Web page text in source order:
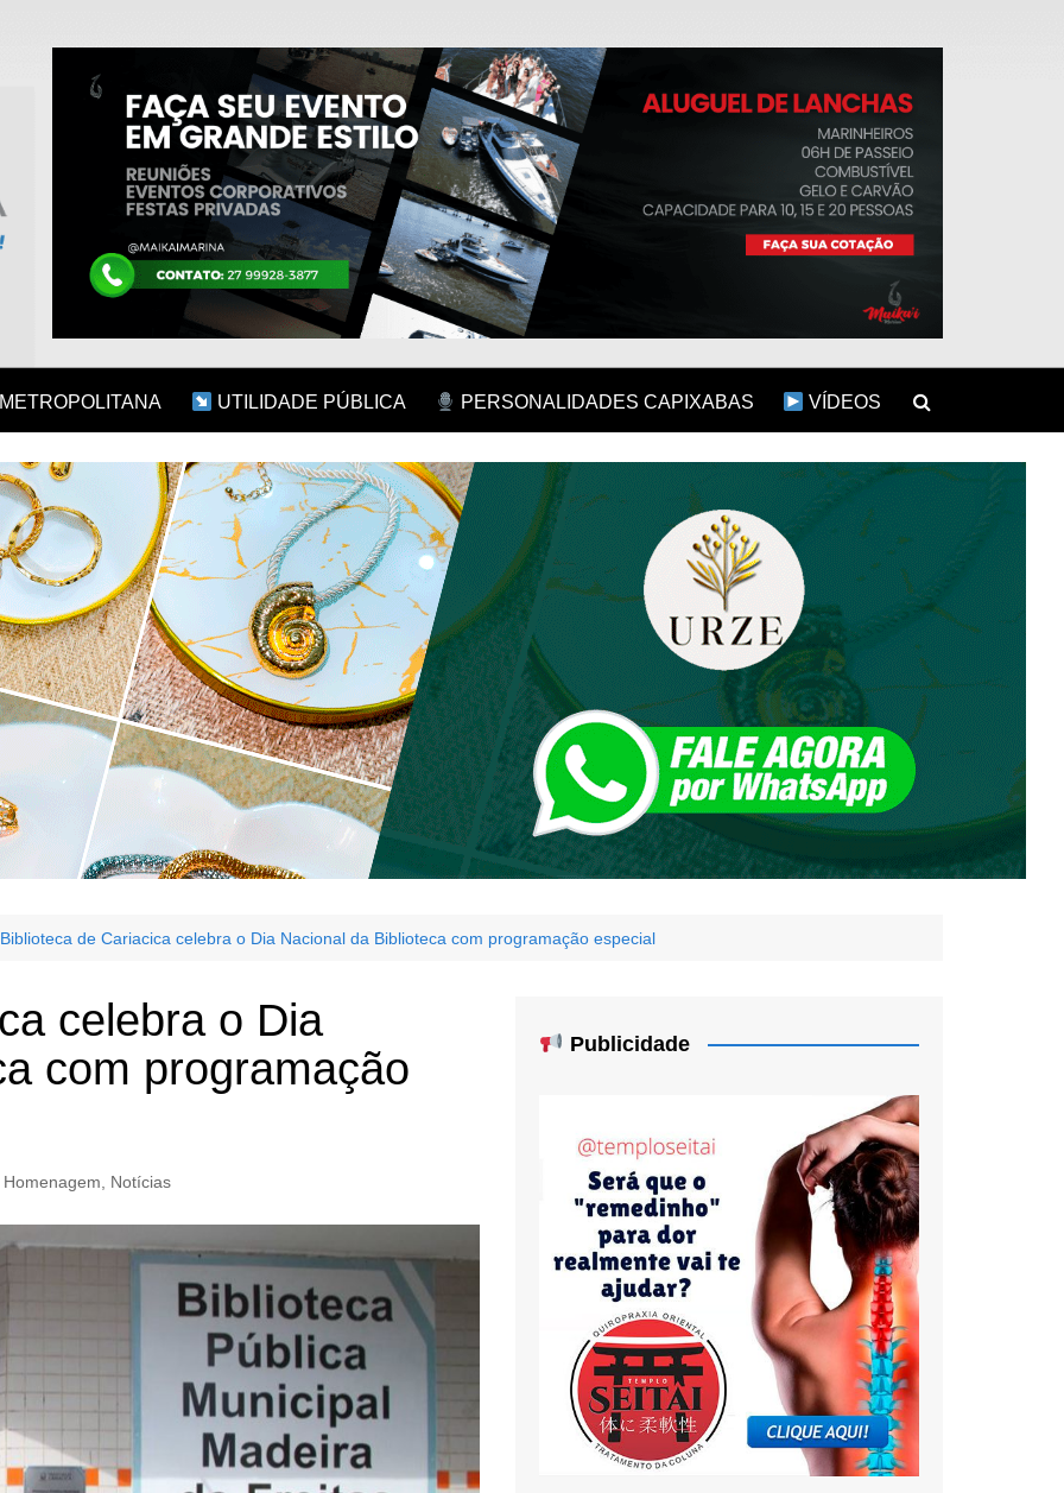
UTILIDADE PÚBLICA PERSONALIDADES CAPIXABAS VÍDEOS
Biblioteca de Cariacica celebra o Dia Nacional da Biblioteca com programação especial
celebra o Dia
com programação
Homenagem Notícias
Publicidade